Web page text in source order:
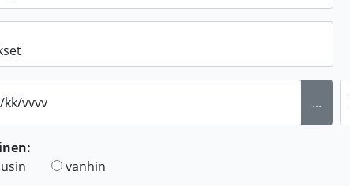
kk/vvvv ...
vanhin